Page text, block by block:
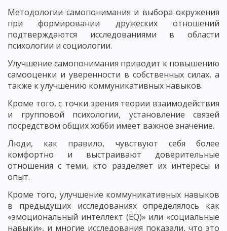
Методологии самопонимания и выбора окружения
при формировании дружеских отношений
подтверждаются исследованиями в области
психологии и социологии.
Улучшение самопонимания приводит к повышению
самооценки и уверенности в собственных силах, а
также к улучшению коммуникативных навыков.
Кроме того, с точки зрения теории взаимодействия
и групповой психологии, установление связей
посредством общих хобби имеет важное значение.
Люди, как правило, чувствуют себя более
комфортно и выстраивают доверительные
отношения с теми, кто разделяет их интересы и
опыт.
Кроме того, улучшение коммуникативных навыков
в предыдущих исследованиях определялось как
«эмоциональный интеллект (EQ)» или «социальные
навыки», и многие исследования показали, что это